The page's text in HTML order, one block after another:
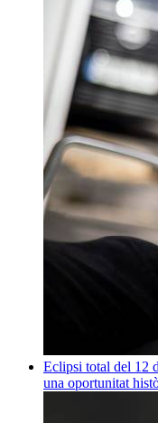
Eclipsi total del 12
una oportunitat